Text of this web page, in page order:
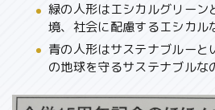
緑の人形はエシカルグリーン
境、社会に配慮するエシカル
青の人形はサステナブルーと
の地球を守るサステナブルな